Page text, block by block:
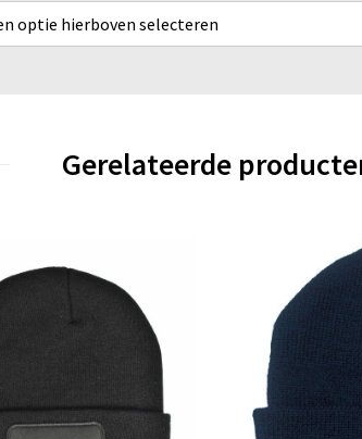
optie hierboven selecteren
Gerelateerde